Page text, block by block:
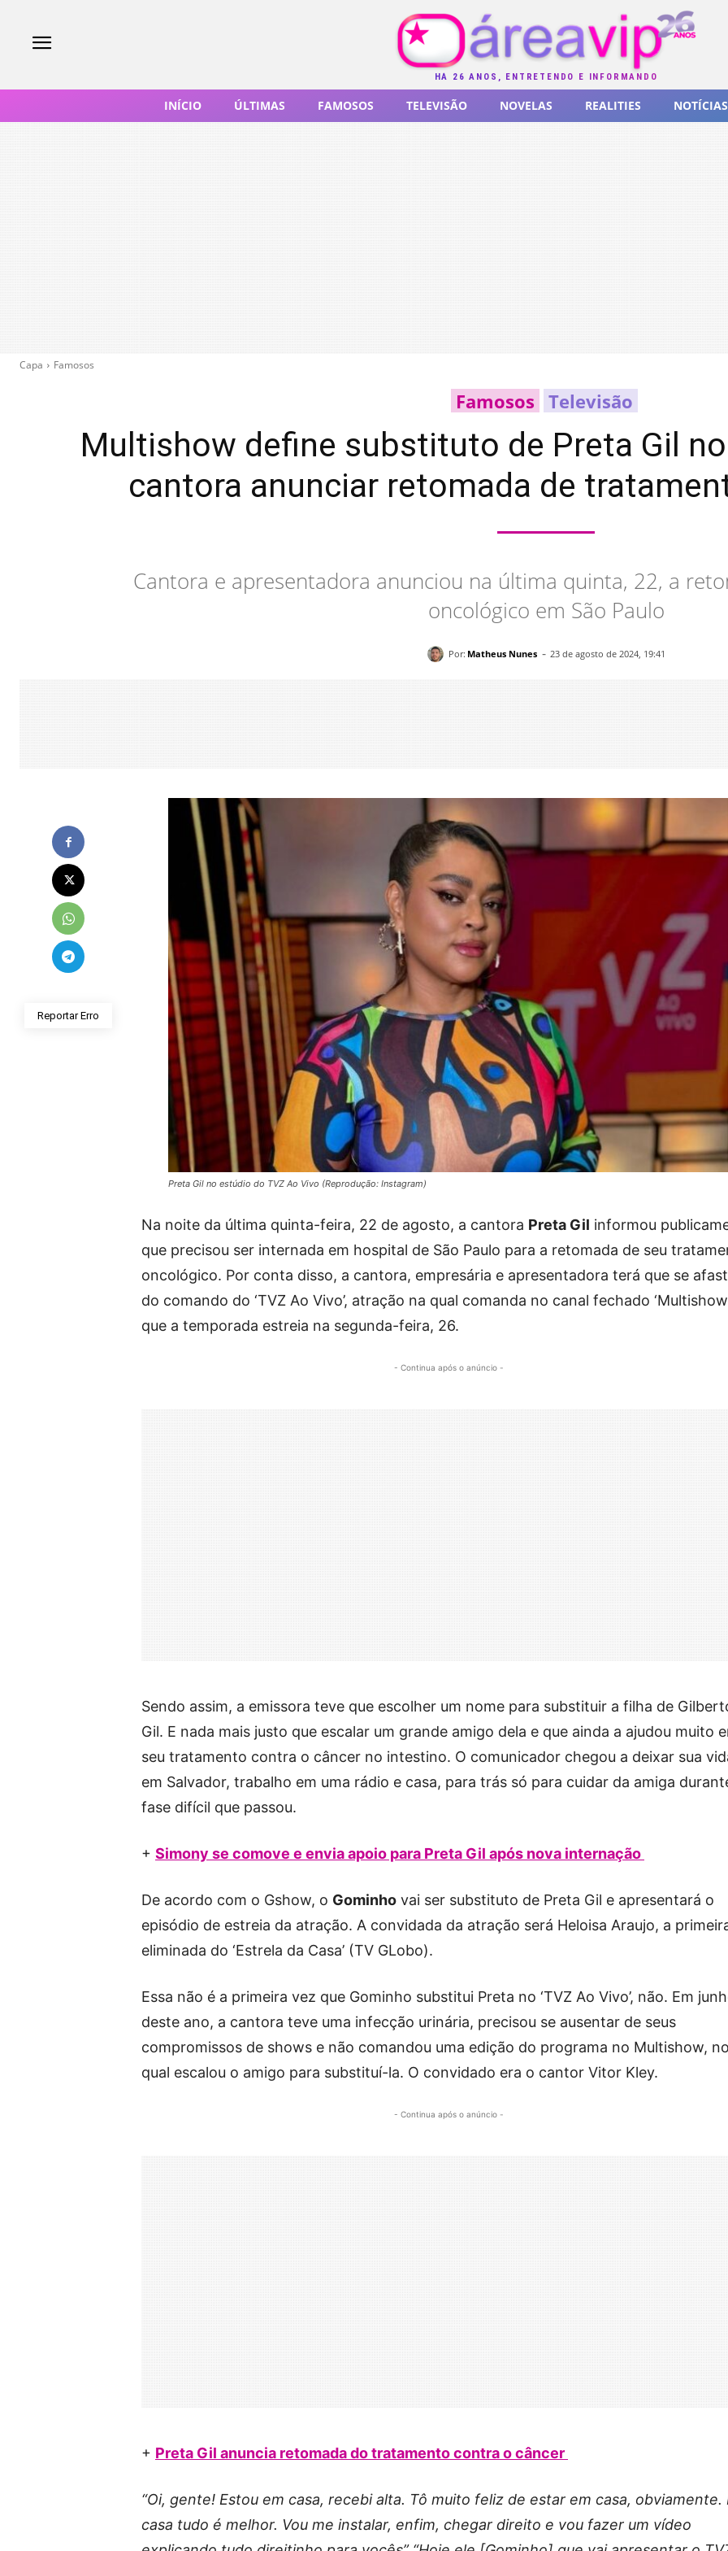
HÁ 26 ANOS, ENTRETENDO E INFORMANDO
INÍCIO ÚLTIMAS FAMOSOS TELEVISÃO NOVELAS REALITIES NOTÍCIAS
Capa Famosos
Famosos Televisão
Multishow define substituto de Preta Gil no
cantora anunciar retomada de
Cantora e apresentadora anunciou na última quinta, 22, a
oncológico em São Paulo
Por: Matheus Nunes - 23 de agosto de 2024, 19:41
Reportar Erro
Preta Gil no estúdio do TVZ Ao Vivo (Reprodução: Instagram)
Na noite da última quinta-feira, 22 de agosto, a cantora Preta Gil informou
que precisou ser internada em hospital de São Paulo para a retomada de seu
oncológico. Por conta disso, a cantora, empresária e apresentadora terá que se
do comando do ‘TVZ Ao Vivo’, atração na qual comanda no canal fechado
que a temporada estreia na segunda-feira, 26.
- Continua após o anúncio -
Sendo assim, a emissora teve que escolher um nome para substituir a filha de
Gil. E nada mais justo que escalar um grande amigo dela e que ainda a ajudou muito
seu tratamento contra o câncer no intestino. O comunicador chegou a deixar sua
em Salvador, trabalho em uma rádio e casa, para trás só para cuidar da amiga
fase difícil que passou.
+ Simony se comove e envia apoio para Preta Gil após nova internação
De acordo com o Gshow, o Gominho vai ser substituto de Preta Gil e apresentará o
episódio de estreia da atração. A convidada da atração será Heloisa Araujo, a
eliminada do ‘Estrela da Casa’ (TV GLobo).
Essa não é a primeira vez que Gominho substitui Preta no ‘TVZ Ao Vivo’, não. Em
deste ano, a cantora teve uma infecção urinária, precisou se ausentar de seus
compromissos de shows e não comandou uma edição do programa no Multishow, no
qual escalou o amigo para substituí-la. O convidado era o cantor Vitor Kley.
- Continua após o anúncio -
+ Preta Gil anuncia retomada do tratamento contra o câncer
“Oi, gente! Estou em casa, recebi alta. Tô muito feliz de estar em casa, obviamente.
casa tudo é melhor. Vou me instalar, enfim, chegar direito e vou fazer um vídeo